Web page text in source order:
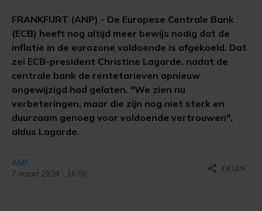
FRANKFURT (ANP) - De Europese Centrale Bank
(ECB) heeft nog altijd meer bewijs nodig dat de
inflatie in de eurozone voldoende is afgekoeld. Dat
zei ECB-president Christine Lagarde, nadat de
centrale bank de rentetarieven opnieuw
ongewijzigd had gelaten. "We zien nu
verbeteringen, maar die zijn nog niet sterk en
duurzaam genoeg voor voldoende vertrouwen",
aldus Lagarde.
ANP
7 maart 2024 - 16:06
share DELEN